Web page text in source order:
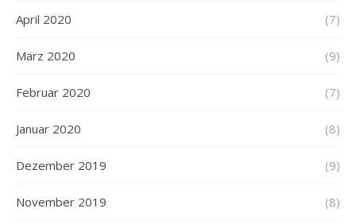
April 2020 (7)
März 2020 (9)
Februar 2020 (7)
Januar 2020 (8)
Dezember 2019 (9)
November 2019 (8)